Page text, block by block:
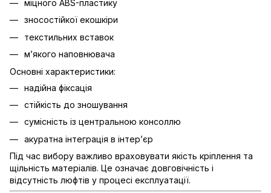
міцного ABS-пластику
зносостійкої екошкіри
текстильних вставок
м’якого наповнювача
Основні характеристики:
надійна фіксація
стійкість до зношування
сумісність із центральною консоллю
акуратна інтеграція в інтер’єр
Під час вибору важливо враховувати якість кріплення та
щільність матеріалів. Це означає довговічність і
відсутність люфтів у процесі експлуатації.